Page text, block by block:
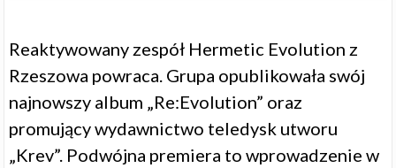
Reaktywowany zespół Hermetic Evolution z
Rzeszowa powraca. Grupa opublikowała swój
najnowszy album „Re:Evolution” oraz
promujący wydawnictwo teledysk utworu
„Krev”. Podwójna premiera to wprowadzenie w